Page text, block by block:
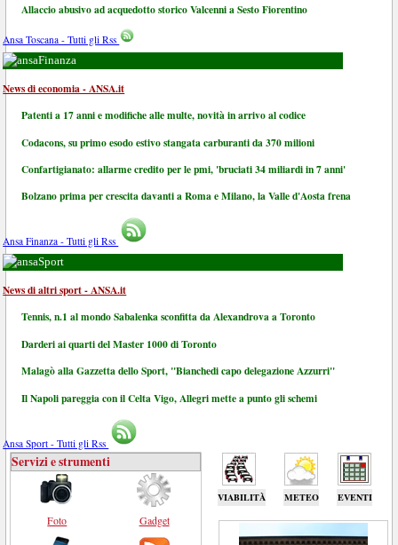
Allaccio abusivo ad acquedotto storico Valcenni a Sesto Fiorentino
Ansa Toscana - Tutti gli Rss
Finanza
News di economia - ANSA.it
Patenti a 17 anni e modifiche alle multe, novità in arrivo al codice
Codacons, su primo esodo estivo stangata carburanti da 370 milioni
Confartigianato: allarme credito per le pmi, 'bruciati 34 miliardi in 7 anni'
Bolzano prima per crescita davanti a Roma e Milano, la Valle d'Aosta frena
Ansa Finanza - Tutti gli Rss
Sport
News di altri sport - ANSA.it
Tennis, n.1 al mondo Sabalenka sconfitta da Alexandrova a Toronto
Darderi ai quarti del Master 1000 di Toronto
Malagò alla Gazzetta dello Sport, "Bianchedi capo delegazione Azzurri"
Il Napoli pareggia con il Celta Vigo, Allegri mette a punto gli schemi
Ansa Sport - Tutti gli Rss
VIABILITÀ METEO EVENTI
Servizi e strumenti
Foto Gadget